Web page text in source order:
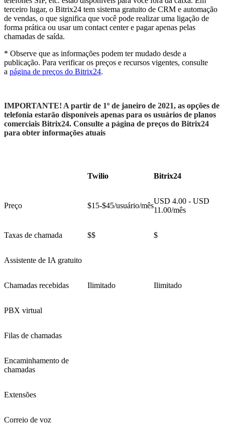
terceiro lugar, o Bitrix24 tem sistema gratuito de CRM e automação
de vendas, o que significa que você pode realizar uma ligação de
forma prática ou usar um contact center e pagar apenas pelas
chamadas de saída.
* Observe que as informações podem ter mudado desde a
publicação. Para verificar os preços e recursos vigentes, consulte
a página de preços do Bitrix24.
IMPORTANTE! A partir de 1º de janeiro de 2021, as opções de
telefonia estarão disponíveis apenas para os usuários de planos
comerciais Bitrix24. Consulte a página de preços do Bitrix24
para obter informações atuais
Twilio Bitrix24
Preço $15-$45/usuário/mês
USD 4.00 - USD
11.00/mês
Taxas de chamada $$ $
Assistente de IA gratuito
Chamadas recebidas Ilimitado Ilimitado
PBX virtual
Filas de chamadas
Encaminhamento de
chamadas
Extensões
Correio de voz